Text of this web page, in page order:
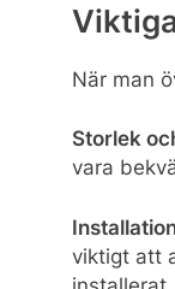
När man
Storlek
vara
viktigt att